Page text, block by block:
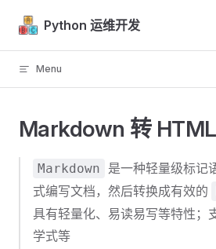
Skip to content
Python 运维开发
Menu
Markdown 转 HTML
Markdown
是一种轻量级标记
式编写文档，然后转换成有效的
具有轻量化、易读易写等特性；
学式等